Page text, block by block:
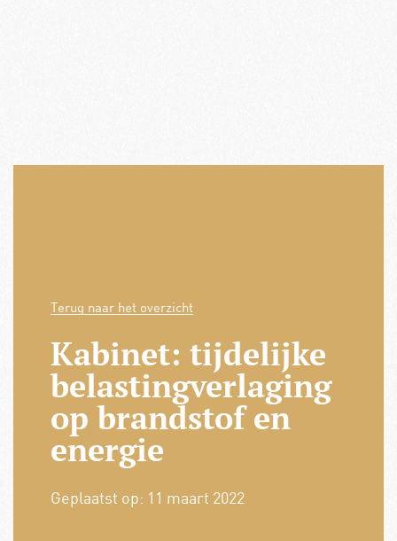
Terug naar het overzicht
Kabinet: tijdelijke
belastingverlaging
op brandstof en
energie
Geplaatst op: 11 maart 2022